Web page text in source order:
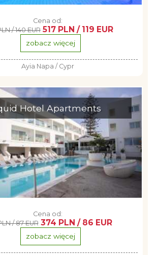
Cena od:
/ 140 EUR 517 PLN / 119 EUR
zobacz więcej
Ayia Napa / Cypr
Hotel Apartments
Cena od:
/ 87 EUR 374 PLN / 86 EUR
zobacz więcej